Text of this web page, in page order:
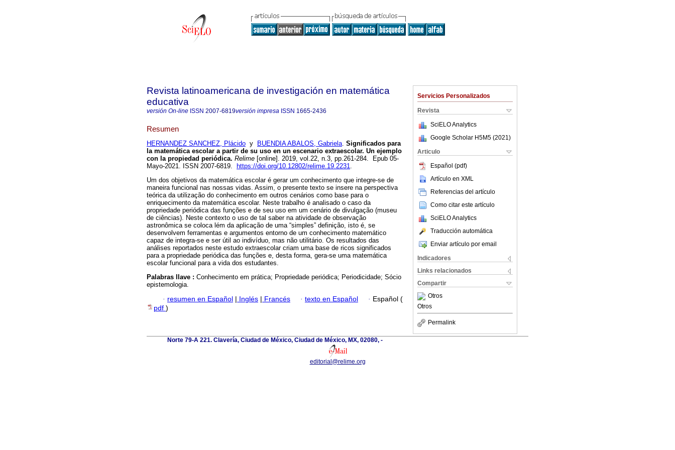
Servicios Personalizados
Revista
SciELO Analytics
Google Scholar H5M5 (2021 )
Articulo
Español (pdf)
Artículo en XML
Referencias del artículo
Como citar este artículo
SciELO Analytics
Traducción automática
Enviar artículo por email
Indicadores
Links relacionados
Compartir
Otros
Otros
Permalink
Revista latinoamericana de investigación en matemática
educativa
versión On-line ISSN 2007-6819versión impresa ISSN 1665-2436
Resumen
HERNANDEZ SANCHEZ, Plácido y BUENDIA ABALOS, Gabriela. Significados para
la matemática escolar a partir de su uso en un escenario extraescolar. Un ejemplo
con la propiedad periódica. Relime [online]. 2019, vol.22, n.3, pp.261-284. Epub 05-
Mayo-2021. ISSN 2007-6819.
https://doi.org/10.12802/relime.19.2231.
Um dos objetivos da matemática escolar é gerar um conhecimento que integre-se de
maneira funcional nas nossas vidas. Assim, o presente texto se insere na perspectiva
teórica da utilização do conhecimento em outros cenários como base para o
enriquecimento da matemática escolar. Neste trabalho é analisado o caso da
propriedade periódica das funções e de seu uso em um cenário de divulgação (museu
de ciências). Neste contexto o uso de tal saber na atividade de observação
astronômica se coloca lém da aplicação de uma “simples” definição, isto é, se
desenvolvem ferramentas e argumentos entorno de um conhecimento matemático
capaz de integra-se e ser útil ao indivíduo, mas não utilitário. Os resultados das
análises reportados neste estudo extraescolar criam uma base de ricos significados
para a propriedade periódica das funções e, desta forma, gera-se uma matemática
escolar funcional para a vida dos estudantes.
Palabras llave : Conhecimento em prática; Propriedade periódica; Periodicidade; Sócio
epistemologia.
· resumen en Español | Inglés | Francés · texto en Español · Español (
pdf )
Norte 79-A 221. Clavería, Ciudad de México, Ciudad de México, MX, 02080, -
editorial@relime.org